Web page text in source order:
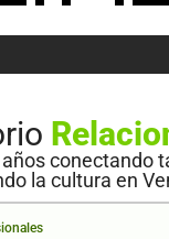
conectando
la cultura en